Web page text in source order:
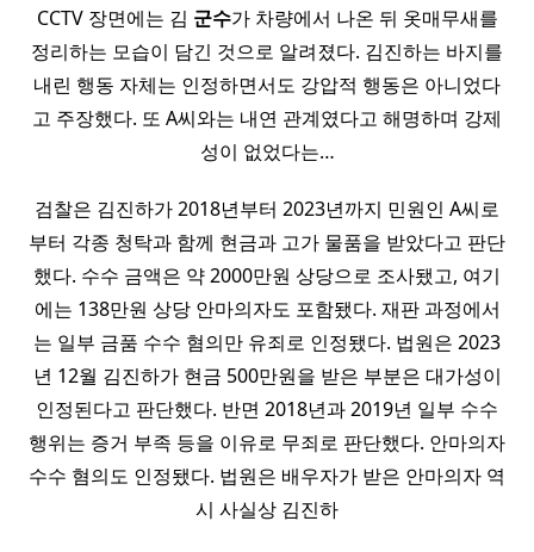
CCTV 장면에는 김 군수가 차량에서 나온 뒤 옷매무새를
정리하는 모습이 담긴 것으로 알려졌다. 김진하는 바지를
내린 행동 자체는 인정하면서도 강압적 행동은 아니었다
고 주장했다. 또 A씨와는 내연 관계였다고 해명하며 강제
성이 없었다는…
검찰은 김진하가 2018년부터 2023년까지 민원인 A씨로
부터 각종 청탁과 함께 현금과 고가 물품을 받았다고 판단
했다. 수수 금액은 약 2000만원 상당으로 조사됐고, 여기
에는 138만원 상당 안마의자도 포함됐다. 재판 과정에서
는 일부 금품 수수 혐의만 유죄로 인정됐다. 법원은 2023
년 12월 김진하가 현금 500만원을 받은 부분은 대가성이
인정된다고 판단했다. 반면 2018년과 2019년 일부 수수
행위는 증거 부족 등을 이유로 무죄로 판단했다. 안마의자
수수 혐의도 인정됐다. 법원은 배우자가 받은 안마의자 역
시 사실상 김진하